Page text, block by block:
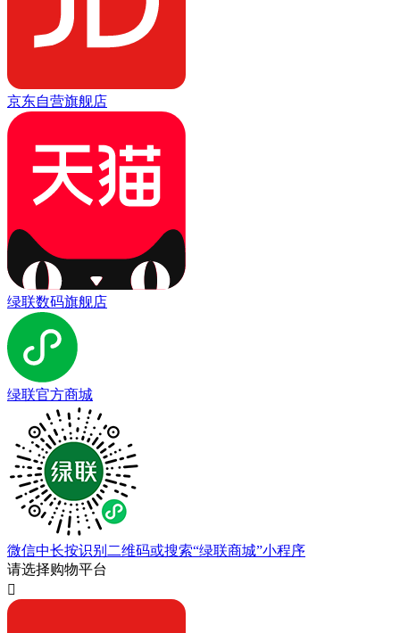
京东自营旗舰店
绿联数码旗舰店
绿联官方商城
微信中长按识别二维码或搜索“绿联商城”小程序
请选择购物平台
